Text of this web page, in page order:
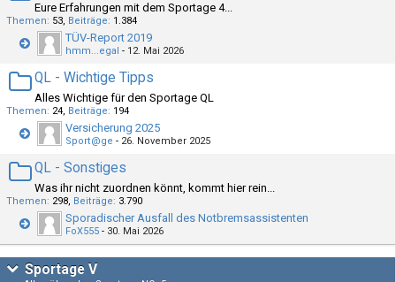
Eure Erfahrungen mit dem Sportage 4...
Themen 53 Beiträge 1.384
TÜV-Report 2019
hmm...egal - 12. Mai 2026
QL - Wichtige Tipps
Alles Wichtige für den Sportage QL
Themen 24 Beiträge 194
Versicherung 2025
Sport@ge - 26. November 2025
QL - Sonstiges
Was ihr nicht zuordnen könnt, kommt hier rein...
Themen 298 Beiträge 3.790
Sporadischer Ausfall des Notbremsassistenten
FoX555 - 30. Mai 2026
Sportage V